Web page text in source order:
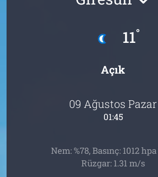
11°
Açık
09 Ağustos Pazar
01:45
Nem: %78, Basınç: 1012
Rüzgar: 1.31 m/s